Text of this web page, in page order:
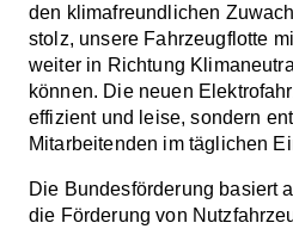
den klimafreundlichen
stolz, unsere Fahrzeugflotte
weiter in Richtung
können. Die neuen
effizient und leise, sondern
Mitarbeitenden im täglichen
Die Bundesförderung basiert
die Förderung von